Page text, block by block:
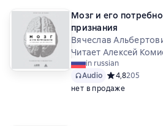
Мозг и его
признания
Вячеслав
Читает Алексей
in russian
Audio Средний
4,8205
нет в продаже